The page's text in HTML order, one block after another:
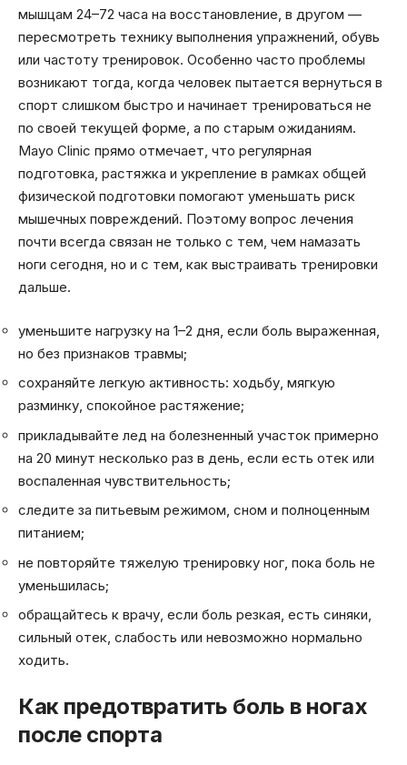
мышцам 24–72 часа на восстановление, в другом —
пересмотреть технику выполнения упражнений, обувь
или частоту тренировок. Особенно часто проблемы
возникают тогда, когда человек пытается вернуться в
спорт слишком быстро и начинает тренироваться не
по своей текущей форме, а по старым ожиданиям.
Mayo Clinic прямо отмечает, что регулярная
подготовка, растяжка и укрепление в рамках общей
физической подготовки помогают уменьшать риск
мышечных повреждений. Поэтому вопрос лечения
почти всегда связан не только с тем, чем намазать
ноги сегодня, но и с тем, как выстраивать тренировки
дальше.
уменьшите нагрузку на 1–2 дня, если боль выраженная,
но без признаков травмы;
сохраняйте легкую активность: ходьбу, мягкую
разминку, спокойное растяжение;
прикладывайте лед на болезненный участок примерно
на 20 минут несколько раз в день, если есть отек или
воспаленная чувствительность;
следите за питьевым режимом, сном и полноценным
питанием;
не повторяйте тяжелую тренировку ног, пока боль не
уменьшилась;
обращайтесь к врачу, если боль резкая, есть синяки,
сильный отек, слабость или невозможно нормально
ходить.
Как предотвратить боль в ногах
после спорта